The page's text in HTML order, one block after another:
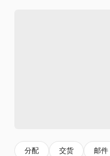
分配 交货 邮件